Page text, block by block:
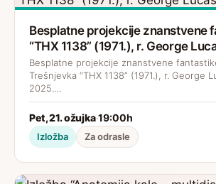
Besplatne projekcije znanstvene
“THX 1138” (1971.), r. George
Besplatne projekcije znanstvene
Trešnjevka “THX 1138” (1971.), r. George
2025.…
Pet, 21. ožujka·19:00h
Izložba Za odrasle